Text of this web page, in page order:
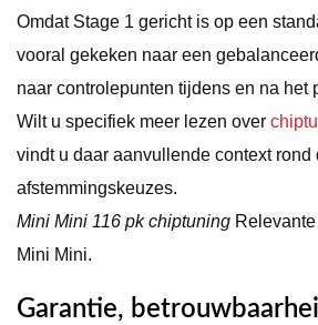
Omdat Stage 1 gericht is op een
vooral gekeken naar een
naar controlepunten tijdens en na het
Wilt u specifiek meer lezen over
vindt u daar aanvullende context rond
afstemmingskeuzes.
Mini Mini 116 pk chiptuning
Mini Mini.
Garantie,